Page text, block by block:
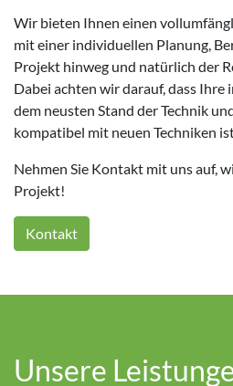
Wir bieten Ihnen einen
mit einer individuellen Planung,
Projekt hinweg und natürlich der
Dabei achten wir darauf, dass Ihre
dem neusten Stand der Technik
kompatibel mit neuen Techniken
Nehmen Sie Kontakt mit uns auf,
Projekt!
Kontakt
Unsere